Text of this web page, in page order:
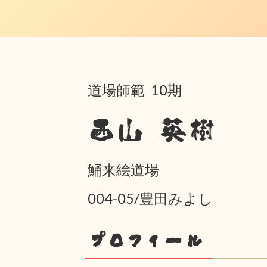
道場師範 10期
西山 英樹
鯒来絵道場
004-05/豊田みよし
プロフィール